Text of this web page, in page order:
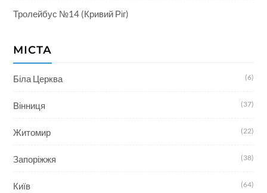
Тролейбус №14 (Кривий Ріг)
МІСТА
Біла Церква (6)
Вінниця (37)
Житомир (22)
Запоріжжя (38)
Київ (64)